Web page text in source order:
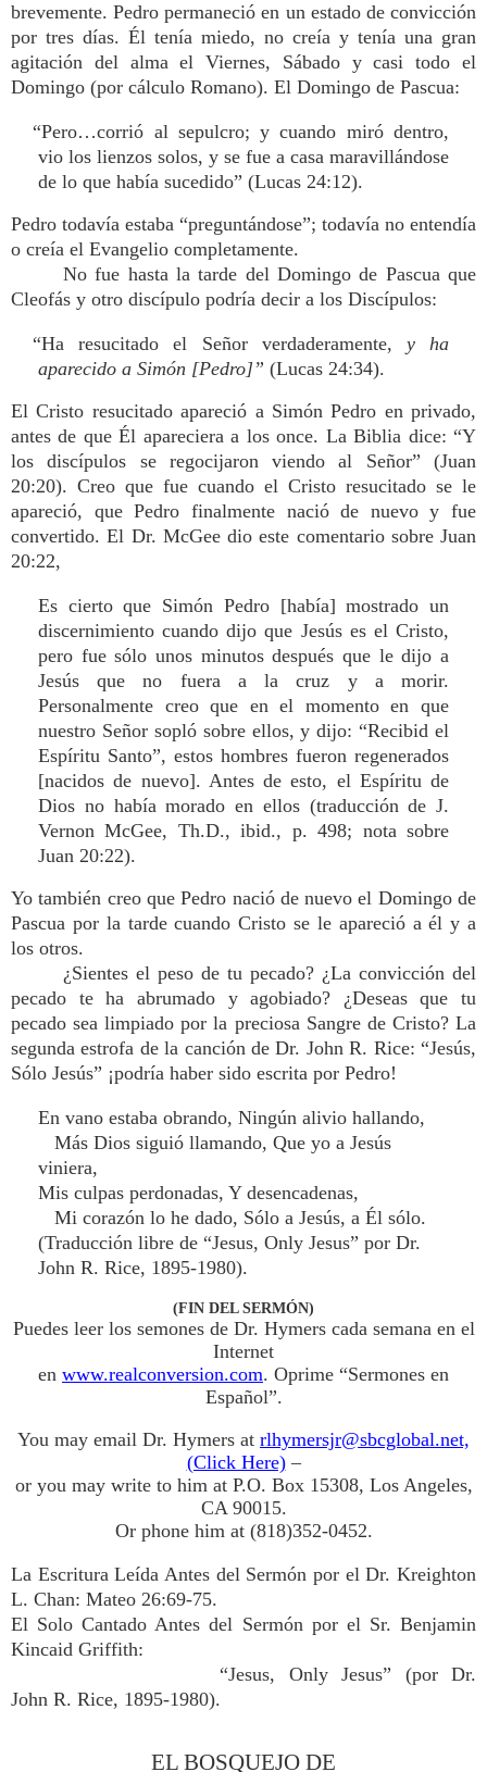
brevemente. Pedro permaneció en un estado de convicción
por tres días. Él tenía miedo, no creía y tenía una gran
agitación del alma el Viernes, Sábado y casi todo el
Domingo (por cálculo Romano). El Domingo de Pascua:
“Pero…corrió al sepulcro; y cuando miró dentro,
vio los lienzos solos, y se fue a casa maravillándose
de lo que había sucedido” (Lucas 24:12).
Pedro todavía estaba “preguntándose”; todavía no entendía
o creía el Evangelio completamente.
No fue hasta la tarde del Domingo de Pascua que
Cleofás y otro discípulo podría decir a los Discípulos:
“Ha resucitado el Señor verdaderamente, y ha
aparecido a Simón [Pedro]” (Lucas 24:34).
El Cristo resucitado apareció a Simón Pedro en privado,
antes de que Él apareciera a los once. La Biblia dice: “Y
los discípulos se regocijaron viendo al Señor” (Juan
20:20). Creo que fue cuando el Cristo resucitado se le
apareció, que Pedro finalmente nació de nuevo y fue
convertido. El Dr. McGee dio este comentario sobre Juan
20:22,
Es cierto que Simón Pedro [había] mostrado un
discernimiento cuando dijo que Jesús es el Cristo,
pero fue sólo unos minutos después que le dijo a
Jesús que no fuera a la cruz y a morir.
Personalmente creo que en el momento en que
nuestro Señor sopló sobre ellos, y dijo: “Recibid el
Espíritu Santo”, estos hombres fueron regenerados
[nacidos de nuevo]. Antes de esto, el Espíritu de
Dios no había morado en ellos (traducción de J.
Vernon McGee, Th.D., ibid., p. 498; nota sobre
Juan 20:22).
Yo también creo que Pedro nació de nuevo el Domingo de
Pascua por la tarde cuando Cristo se le apareció a él y a
los otros.
¿Sientes el peso de tu pecado? ¿La convicción del
pecado te ha abrumado y agobiado? ¿Deseas que tu
pecado sea limpiado por la preciosa Sangre de Cristo? La
segunda estrofa de la canción de Dr. John R. Rice: “Jesús,
Sólo Jesús” ¡podría haber sido escrita por Pedro!
En vano estaba obrando, Ningún alivio hallando,
Más Dios siguió llamando, Que yo a Jesús
viniera,
Mis culpas perdonadas, Y desencadenas,
Mi corazón lo he dado, Sólo a Jesús, a Él sólo.
(Traducción libre de “Jesus, Only Jesus” por Dr.
John R. Rice, 1895-1980).
(FIN DEL SERMÓN)
Puedes leer los semones de Dr. Hymers cada semana en el
Internet
en www.realconversion.com. Oprime “Sermones en
Español”.
You may email Dr. Hymers at rlhymersjr@sbcglobal.net,
(Click Here)–
or you may write to him at P.O. Box 15308, Los Angeles,
CA 90015.
Or phone him at (818)352-0452.
La Escritura Leída Antes del Sermón por el Dr. Kreighton
L. Chan: Mateo 26:69-75.
El Solo Cantado Antes del Sermón por el Sr. Benjamin
Kincaid Griffith:
“Jesus, Only Jesus” (por Dr.
John R. Rice, 1895-1980).
EL BOSQUEJO DE